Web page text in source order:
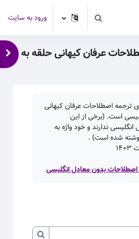
Toggle search inputورود به سایت
عرفان کیهانی حلقه به
ترجمه اصطلاحات عرفان کیهانی
است. (برخی از این
ندارند و خود واژه به
شده است) .
۱۴۰۳
اصطلاحات بدون معادل انگلیسی